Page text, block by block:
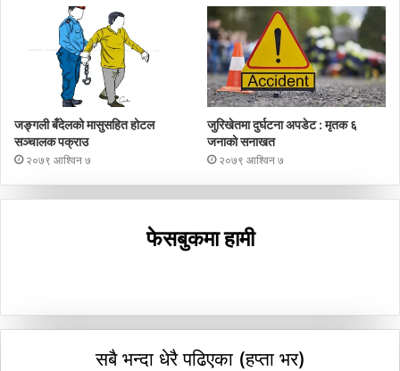
जङ्गली बँदेलको मासुसहित होटल
सञ्चालक पक्राउ
२०७९ आश्विन ७
जुरिखेतमा दुर्घटना अपडेट : मृतक ६
जनाको सनाखत
२०७९ आश्विन ७
फेसबुकमा हामी
सबै भन्दा धेरै पढिएका (हप्ता भर)